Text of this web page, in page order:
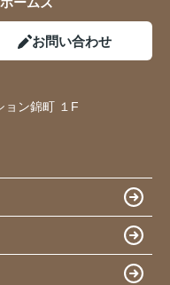
お問い合わせ
ョン錦町 １F